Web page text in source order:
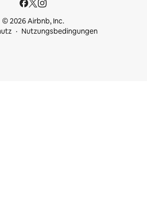
© 2026 Airbnb, Inc.
Nutzungsbedingungen